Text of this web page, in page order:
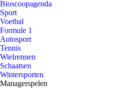
Bioscoopagenda
Sport
Voetbal
Formule 1
Autosport
Tennis
Wielrennen
Schaatsen
Wintersporten
Managerspelen